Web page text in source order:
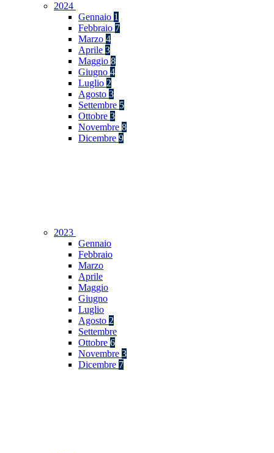
2024
Gennaio 1
Febbraio 7
Marzo 4
Aprile 3
Maggio 8
Giugno 4
Luglio 2
Agosto 3
Settembre 5
Ottobre 3
Novembre 8
Dicembre 9
2023
Gennaio
Febbraio
Marzo
Aprile
Maggio
Giugno
Luglio
Agosto 2
Settembre
Ottobre 6
Novembre 3
Dicembre 7